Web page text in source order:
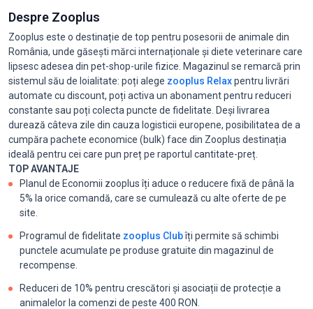
Despre Zooplus
Zooplus este o destinație de top pentru posesorii de animale din
România, unde găsești mărci internaționale și diete veterinare care
lipsesc adesea din pet-shop-urile fizice. Magazinul se remarcă prin
sistemul său de loialitate: poți alege zooplus Relaxpentru livrări
automate cu discount, poți activa un abonament pentru reduceri
constante sau poți colecta puncte de fidelitate. Deși livrarea
durează câteva zile din cauza logisticii europene, posibilitatea de a
cumpăra pachete economice (bulk) face din Zooplus destinația
ideală pentru cei care pun preț pe raportul cantitate-preț.
TOP AVANTAJE
Planul de Economii zooplus îți aduce o reducere fixă de până la
5% la orice comandă, care se cumulează cu alte oferte de pe
site.
Programul de fidelitate zooplus Clubîți permite să schimbi
punctele acumulate pe produse gratuite din magazinul de
recompense.
Reduceri de 10% pentru crescători și asociații de protecție a
animalelor la comenzi de peste 400 RON.